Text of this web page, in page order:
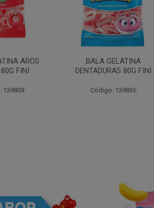
AROS
FINI
139809
BALA GELATINA
DENTADURAS 80G FINI
Código: 139836